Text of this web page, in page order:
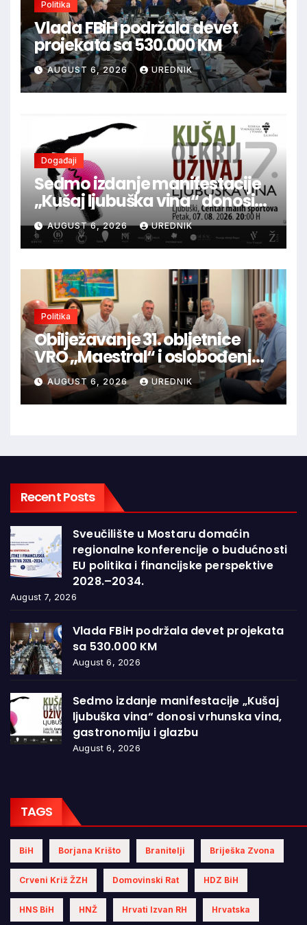
Politika
Vlada FBiH podržala devet
projekata sa 530.000 KM
AUGUST 6, 2026 UREDNIK
Događaji
Sedmo izdanje manifestacije
„Kušaj ljubuška vina“ donosi
vrhunska vina, gastronomiju i
glazbu
AUGUST 6, 2026 UREDNIK
Politika
Obilježavanje 31. obljetnice
VRO „Maestral“ i oslobođenja
Jajca uz pokroviteljstvo HNS-a
BiHAUGUST 6, 2026 UREDNIK
Recent Posts
Sveučilište u Mostaru domaćin
regionalne konferencije o budućnosti
EU politika i financijske perspektive
2028.–2034.
August 7, 2026
Vlada FBiH podržala devet projekata
sa 530.000 KM
August 6, 2026
Sedmo izdanje manifestacije „Kušaj
ljubuška vina“ donosi vrhunska vina,
gastronomiju i glazbu
August 6, 2026
TAGS
BiH Borjana Krišto Branitelji Briješka Zvona
Crveni Križ ŽZH Domovinski Rat HDZ BiH
HNS BiH HNŽ Hrvati Izvan RH Hrvatska